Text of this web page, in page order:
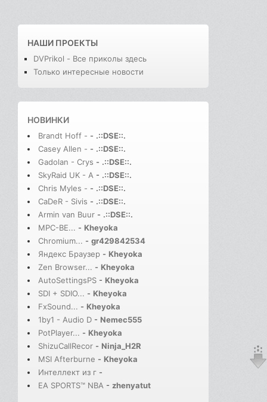
НАШИ ПРОЕКТЫ
DVPrikol - Все приколы здесь
Только интересные новости
НОВИНКИ
Brandt Hoff - - .::DSE::.
Casey Allen - - .::DSE::.
Gadolan - Crys - .::DSE::.
SkyRaid UK - A - .::DSE::.
Chris Myles - - .::DSE::.
CaDeR - Sivis - .::DSE::.
Armin van Buur - .::DSE::.
MPC-BE... - Kheyoka
Chromium... - gr429842534
Яндекс Браузер - Kheyoka
Zen Browser... - Kheyoka
AutoSettingsPS - Kheyoka
SDI + SDIO... - Kheyoka
FxSound... - Kheyoka
1by1 - Audio D - Nemec555
PotPlayer... - Kheyoka
ShizuCallRecor - Ninja_H2R
MSI Afterburne - Kheyoka
Интеллект из г -
EA SPORTS™ NBA - zhenyatut